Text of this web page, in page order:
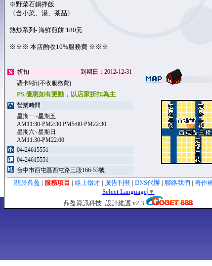
※野菜石鍋拌飯
〈含小菜、湯、茶品〉
熱炒系列- 海鮮煎餅 180元
※※※ 本店酌收10%服務費 ※※※
折扣
到期日：2012-12-31
憑卡9折(不收服務費)
PS.優惠如有更動，以店家折扣為主
營業時間
星期一~星期五
AM11:30-PM2:30 PM5:00-PM22:30
星期六~星期日
AM11:30-PM22:00
04-24615551
04-24615551
台中市西屯區西屯路三段166-53號
關於鼎盈 | 服務項目 | 線上徵才 | 廣告刊登 | DNS代辦 | 聯絡我們 | 著作
Select Language ▼
鼎盈資訊科技_設計維護 v2.3